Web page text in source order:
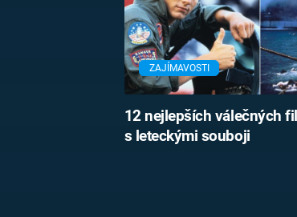
ZAJÍMAVOSTI
12 nejlepších válečných
s leteckými souboji